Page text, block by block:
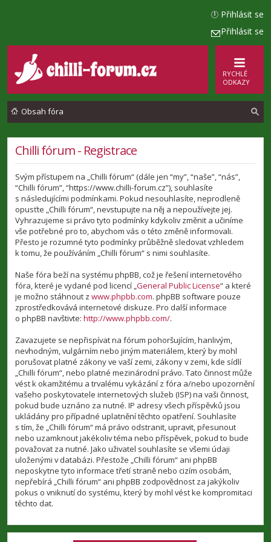
Přihlásit se
Přihlásit se
RYCHLÉ
ODKAZY
Obsah fóra
Chilli fórum - Registrace
Svým přístupem na „Chilli fórum“ (dále jen “my”, “naše”, “nás”,
“Chilli fórum”, “https://www.chilli-forum.cz”), souhlasíte
s následujícími podmínkami. Pokud nesouhlasíte, neprodleně
opusťte „Chilli fórum“, nevstupujte na něj a nepoužívejte jej.
Vyhrazujeme si právo tyto podmínky kdykoliv změnit a učiníme
vše potřebné pro to, abychom vás o této změně informovali.
Přesto je rozumné tyto podmínky průběžně sledovat vzhledem
k tomu, že používáním „Chilli fórum“ s nimi souhlasíte.
Naše fóra beží na systému phpBB, což je řešení internetového
fóra, které je vydané pod licencí „General Public License“ a které
je možno stáhnout z www.phpbb.com. phpBB software pouze
zprostředkovává internetové diskuze. Pro další informace
o phpBB navštivte: http://www.phpbb.com/.
Zavazujete se nepřispívat na fórum pohoršujícím, hanlivým,
nevhodným, vulgárním nebo jiným materiálem, který by mohl
porušovat platné zákony ve vaší zemi, zákony v zemi, kde sídlí
„Chilli fórum“, nebo platné mezinárodní právo. Tato činnost může
vést k okamžitému a trvalému vykázání z fóra a/nebo upozornění
vašeho poskytovatele internetových služeb (ISP) na vaši činnost,
pokud bude uznáno za nutné. IP adresy všech příspěvků jsou
ukládány pro případné uplatnění těchto opatření. Souhlasíte
s tím, že „Chilli fórum“ má právo odstranit, upravit, přesunout
nebo uzamknout jakékoliv téma nebo příspěvek, pokud to bude
považovat za nutné. Jako uživatel souhlasíte se všemi údaji
uloženými v databázi. Přestože „Chilli fórum“ ani phpBB
neposkytne tyto informace třetí straně nebo cizím osobám,
nepřebírá „Chilli fórum“ ani phpBB zodpovědnost za jakýkoliv
pokus o vniknutí do systému, který by mohl vést ke kompromitaci
těchto dat.